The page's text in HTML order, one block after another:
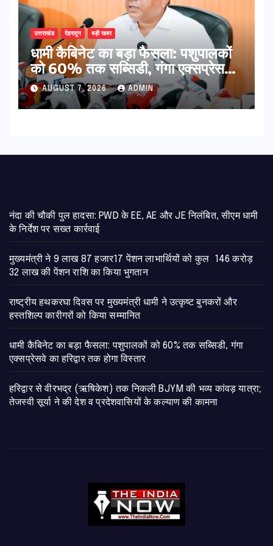
उत्तराखंड देहरादून बड़ी खबर
​धामी कैबिनेट का बड़ा फैसला: पशुपालकों
को 60% तक सब्सिडी, गंगा एक्सप्रेसवे
का हरिद्वार तक होगा विस्तार
AUGUST 7, 2026 ADMIN
नंदा की चौकी पुल हादसा: PWD के EE, AE और JE निलंबित, सीएम धामी
के निर्देश पर सख्त कार्रवाई
मुख्यमंत्री ने 9 लाख 87 हजार17 पेंशन लाभार्थियों को कुल 146 करोड़
32 लाख की पेंशन राशि का किया भुगतान
राष्ट्रीय हथकरघा दिवस पर मुख्यमंत्री धामी ने उत्कृष्ट बुनकरों और
हस्तशिल्प कारीगरों को किया सम्मानित
​धामी कैबिनेट का बड़ा फैसला: पशुपालकों को 60% तक सब्सिडी, गंगा
एक्सप्रेसवे का हरिद्वार तक होगा विस्तार
​हरिद्वार से वीरभद्र (ऋषिकेश) तक निकली BJYM की भव्य कांवड़ यात्रा;
तेजस्वी सूर्या ने की देश व प्रदेशवासियों के कल्याण की कामना